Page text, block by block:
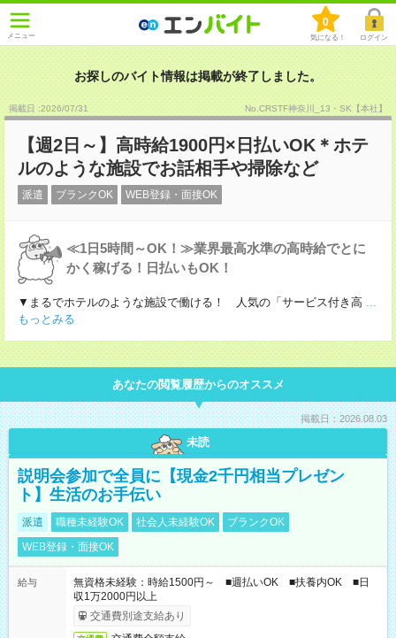
メニュー
0
気になる！ ログイン
お探しのバイト情報は掲載が終了しました。
掲載日 :2026/07/31 No.CRSTF神奈川_13・SK【本社】
【週2日～】高時給1900円×日払いOK＊ホテ
ルのような施設でお話相手や掃除など
派遣 ブランクOK WEB登録・面接OK
≪1日5時間～OK！≫業界最高水準の高時給でとに
かく稼げる！日払いもOK！
▼まるでホテルのような施設で働ける！ 人気の「サービス付き高 ...
もっとみる
あなたの閲覧履歴からのオススメ
掲載日：2026.08.03
未読
説明会参加で全員に【現金2千円相当プレゼン
ト】生活のお手伝い
派遣 職種未経験OK 社会人未経験OK
ブランクOK
WEB登録・面接OK
給与
無資格未経験：時給1500円～ ■週払いOK ■扶養内OK ■日
収1万2000円以上
交通費別途支給あり